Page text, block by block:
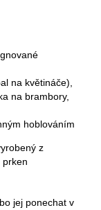
na květináče),
na brambory,
hoblováním
z
prken
jej ponechat v